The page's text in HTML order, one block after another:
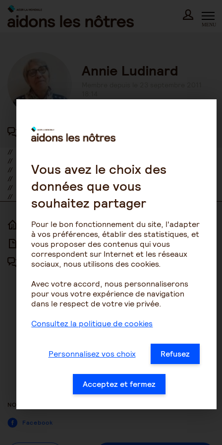
Skip
content
MENU
Annie Ludinard
417 participations au forum
//
//
//
//
//
//
ACCUEIL
ARTICLES
FORUM
ACCESSIBILITÉ
NOUS CONTACTER
MENTIONS LÉGALES
PLAN DU SITE
CONDITIONS GÉNÉRALES
GESTION DES COOKIES
ACCESSIBILITÉ : NON
CONFORME
NOUS SUIVRE
Facebook
Vous avez le choix des
données que vous
souhaitez partager
Pour le bon fonctionnement du site, l'adapter
à vos préférences, établir des statistiques, et
vous proposer des contenus qui vous
correspondent sur Internet et les réseaux
sociaux, nous utilisons des cookies.
Avec votre accord, nous personnaliserons
pour vous votre expérience de navigation
dans le respect de votre vie privée.
Consultez la politique de cookies
Personnalisez vos choix Refusez
Acceptez et fermez